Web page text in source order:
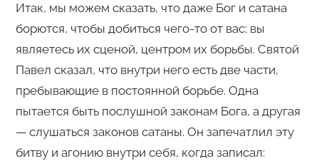
Итак, мы можем сказать, что даже Бог и сатана
борются, чтобы добиться чего-то от вас; вы
являетесь их сценой, центром их борьбы. Святой
Павел сказал, что внутри него есть две части,
пребывающие в постоянной борьбе. Одна
пытается быть послушной законам Бога, а другая
— слушаться законов сатаны. Он запечатлил эту
битву и агонию внутри себя, когда записал: